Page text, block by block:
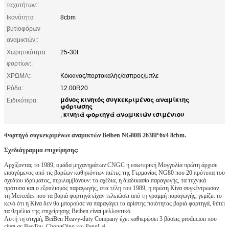
ταχυτήτων::
Ικανότητα
βυτιοφόρων
αναμικτών::
8cbm
Χωρητικότητα
φορτίων::
25-30t
ΧΡΏΜΑ::
Κόκκινος/πορτοκαλής/άσπρος/μπλε
Ρόδα::
12.00R20
Ειδικότερα:
μόνος κινητός συγκεκριμένος αναμίκτης
φόρτωσης
, κινητά φορτηγά αναμικτών τσιμέντου
Φορτηγό συγκεκριμένων αναμικτών Beiben NG80B 2638P 6x4 8cbm.
Σχεδιάγραμμα επιχείρησης:
Αρχίζοντας το 1989, ομάδα μηχανημάτων CNGC η εσωτερική Μογγολία πρώτη άρχισε
εισαγόμενος από τις βαρέων καθηκόντων πιέτες της Γερμανίας NG80 που 20 πρότυπα του
σχεδίου ιδρύματος, περιλαμβάνουν: τα σχέδια, η διαδικασία παραγωγής, τα τεχνικά
πρότυπα και ο εξοπλισμός παραγωγής, στα τέλη του 1989, η πρώτη Κίνα συγκέντρωσαν
τη Mercedes που τα βαριά φορτηγά είχαν τελειώσει από τη γραμμή παραγωγής, γεμίζει το
κενό ότι η Κίνα δεν θα μπορούσε να παραγάγει τα αρίστης ποιότητας βαριά φορτηγά, θέτει
τα θεμέλια της επιχείρησης Beiben είναι μελλοντικό.
Αυτή τη στιγμή, BeiBen Heavy-duty Company έχει καθιερώσει 3 βάσεις producion που